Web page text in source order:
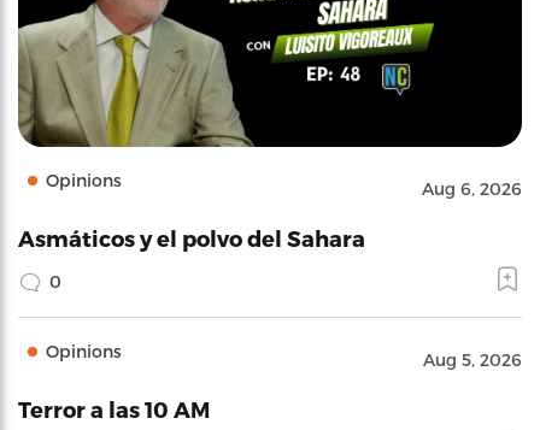
Opinions Aug 6, 2026
Asmáticos y el polvo del Sahara
0
Opinions Aug 5, 2026
Terror a las 10 AM